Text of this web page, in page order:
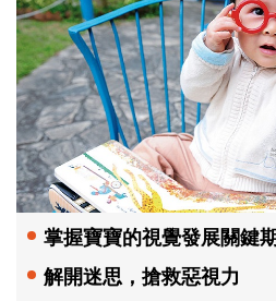
掌握寶寶的視覺發展關鍵
解開迷思，搶救惡視力